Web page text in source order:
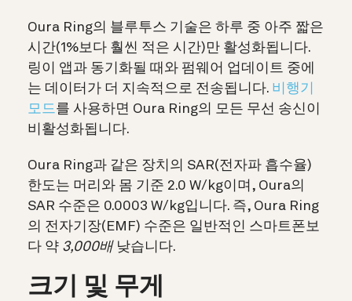
Oura Ring의 블루투스 기술은 하루 중 아주 짧은
시간(1%보다 훨씬 적은 시간)만 활성화됩니다.
링이 앱과 동기화될 때와 펌웨어 업데이트 중에
는 데이터가 더 지속적으로 전송됩니다. 비행기
모드를 사용하면 Oura Ring의 모든 무선 송신이
비활성화됩니다.
Oura Ring과 같은 장치의 SAR(전자파 흡수율)
한도는 머리와 몸 기준 2.0 W/kg이며, Oura의
SAR 수준은 0.0003 W/kg입니다. 즉, Oura Ring
의 전자기장(EMF) 수준은 일반적인 스마트폰보
다 약 3,000배 낮습니다.
크기 및 무게